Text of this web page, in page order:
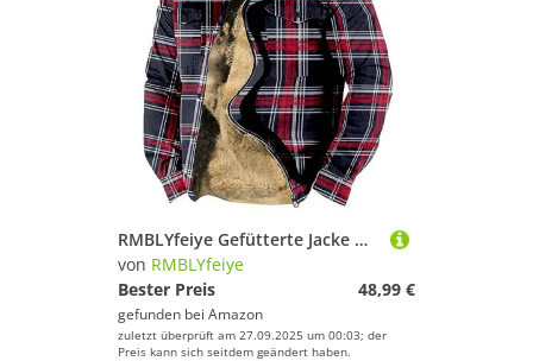
RMBLYfeiye Gefütterte Jacke Herren Revers Vintage Druck Fleecejacke Mit Taschen Fleece Futter Thermo Winterjacke Reißverschluss Decken Hybrid Casual Holzfäller Outdoor Für Männer
von RMBLYfeiye
Bester Preis
48,99 €
gefunden bei Amazon
zuletzt überprüft am 27.09.2025 um 00:03; der
Preis kann sich seitdem geändert haben.